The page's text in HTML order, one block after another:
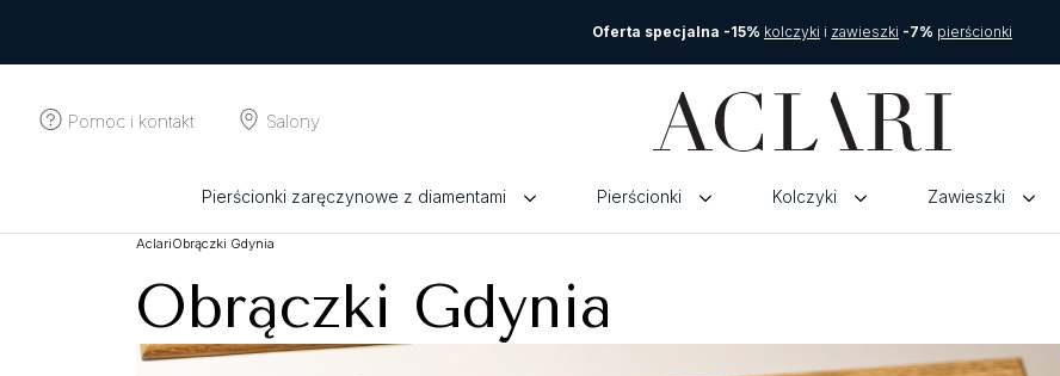
Oferta specjalna -15% kolczyki i zawieszki -7% pierścionki
Pomoc i kontakt Salony
Pierścionki zaręczynowe z diamentami Pierścionki Kolczyki Zawieszki
AclariObrączki Gdynia
Obrączki Gdynia